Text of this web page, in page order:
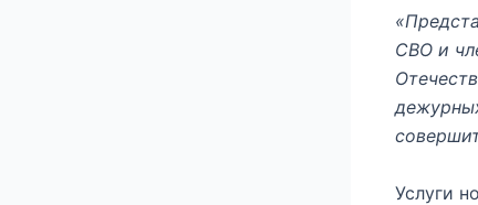
СВО и
Услуги